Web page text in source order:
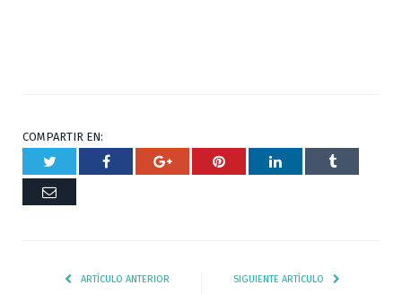
COMPARTIR EN:
Twitter Facebook Google+ Pinterest RespuestaTumblr
Correo
ARTÍCULO ANTERIOR SIGUIENTE ARTÍCULO